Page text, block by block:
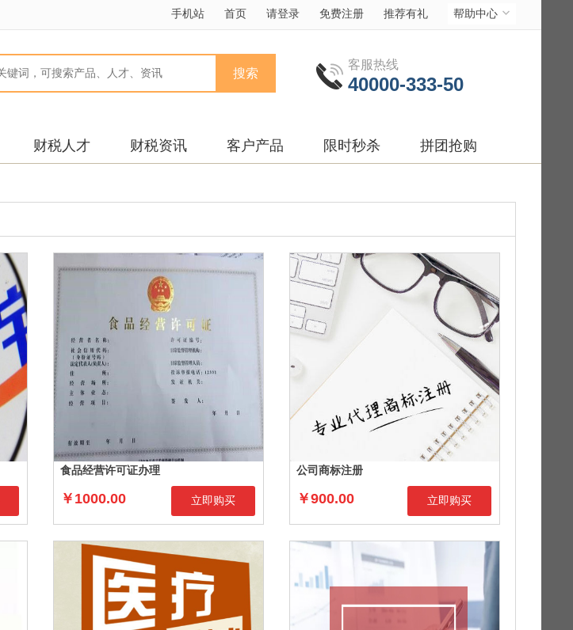
手机站 首页 请登录 免费注册 推荐有礼 帮助中心
搜索
客服热线
40000-333-50
财税人才 财税资讯 客户产品 限时秒杀 拼团抢购
食品经营许可证办理
￥1000.00 立即购买
公司商标注册
￥900.00 立即购买